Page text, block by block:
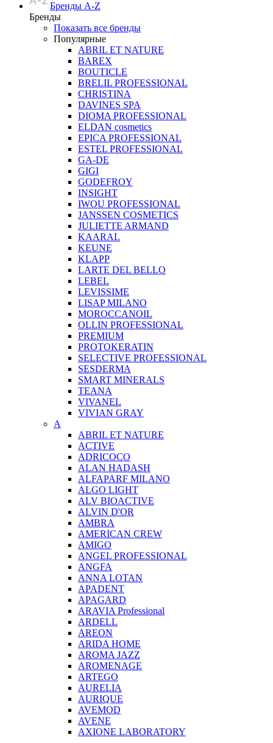
Бренды A-Z
Бренды
Показать все бренды
Популярные
ABRIL ET NATURE
BAREX
BOUTICLE
BRELIL PROFESSIONAL
CHRISTINA
DAVINES SPA
DIOMA PROFESSIONAL
ELDAN cosmetics
EPICA PROFESSIONAL
ESTEL PROFESSIONAL
GA-DE
GIGI
GODEFROY
INSIGHT
IWOU PROFESSIONAL
JANSSEN COSMETICS
JULIETTE ARMAND
KAARAL
KEUNE
KLAPP
LARTE DEL BELLO
LEBEL
LEVISSIME
LISAP MILANO
MOROCCANOIL
OLLIN PROFESSIONAL
PREMIUM
PROTOKERATIN
SELECTIVE PROFESSIONAL
SESDERMA
SMART MINERALS
TEANA
VIVANEL
VIVIAN GRAY
A
ABRIL ET NATURE
ACTIVE
ADRICOCO
ALAN HADASH
ALFAPARF MILANO
ALGO LIGHT
ALV BIOACTIVE
ALVIN D'OR
AMBRA
AMERICAN CREW
AMIGO
ANGEL PROFESSIONAL
ANGFA
ANNA LOTAN
APADENT
APAGARD
ARAVIA Professional
ARDELL
AREON
ARIDA HOME
AROMA JAZZ
AROMENAGE
ARTEGO
AURELIA
AURIQUE
AVEMOD
AVENE
AXIONE LABORATORY